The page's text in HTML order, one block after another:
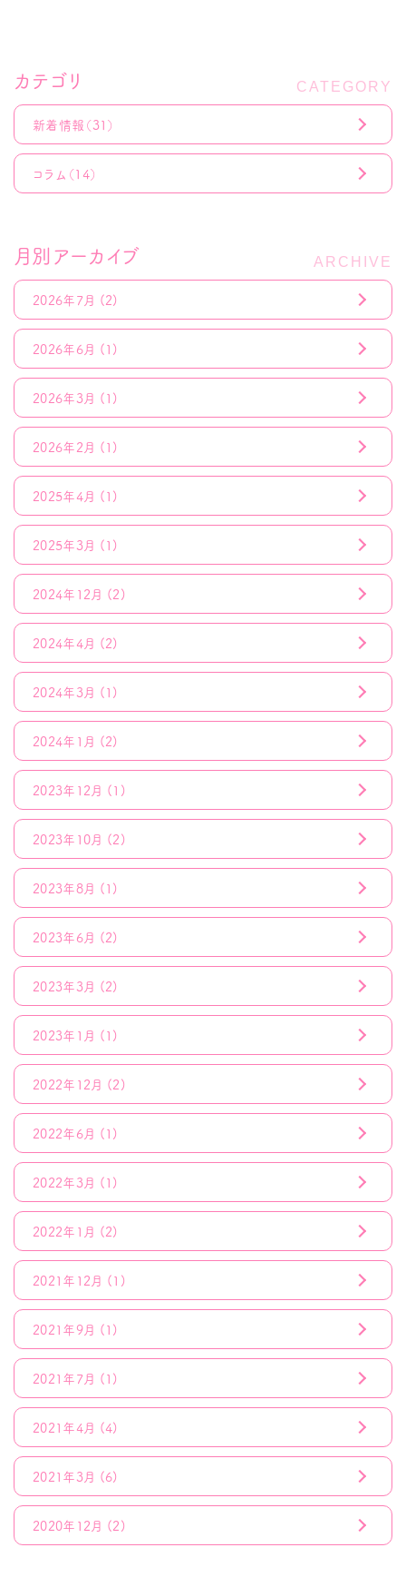
カテゴリ
新着情報 （31）
コラム （14）
月別アーカイブ
2026年7月 (2)
2026年6月 (1)
2026年3月 (1)
2026年2月 (1)
2025年4月 (1)
2025年3月 (1)
2024年12月 (2)
2024年4月 (2)
2024年3月 (1)
2024年1月 (2)
2023年12月 (1)
2023年10月 (2)
2023年8月 (1)
2023年6月 (2)
2023年3月 (2)
2023年1月 (1)
2022年12月 (2)
2022年6月 (1)
2022年3月 (1)
2022年1月 (2)
2021年12月 (1)
2021年9月 (1)
2021年7月 (1)
2021年4月 (4)
2021年3月 (6)
2020年12月 (2)